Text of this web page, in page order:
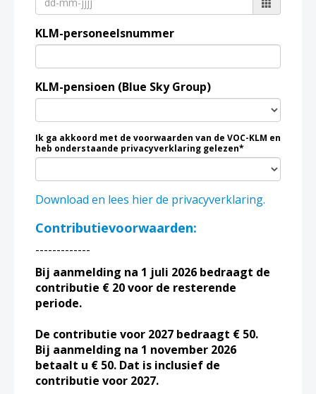
KLM-personeelsnummer
KLM-pensioen (Blue Sky Group)
Ik ga akkoord met de voorwaarden van de VOC-KLM en
heb onderstaande privacyverklaring gelezen*
Download en lees hier de privacyverklaring.
Contributievoorwaarden:
-------------
Bij aanmelding na 1 juli 2026 bedraagt de
contributie € 20 voor de resterende
periode.
De contributie voor 2027 bedraagt € 50.
Bij aanmelding na 1 november 2026
betaalt u € 50. Dat is inclusief de
contributie voor 2027.